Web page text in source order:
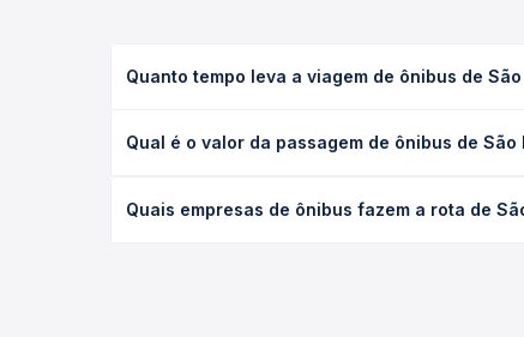
Quanto tempo leva a viagem de ônibus de
serviço (convencional, executivo ou leito) e as
Qual é o valor da passagem de ônibus de
viagem, a empresa, o tipo de poltrona e a
Quais empresas de ônibus fazem a rota de